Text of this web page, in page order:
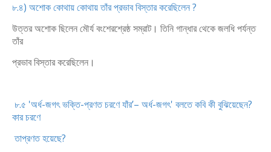
৮.৪) অশোক কোথায় কোথায় তাঁর প্রভাব বিস্তার করেছিলেন ?
উত্তর অশোক ছিলেন মৌর্য বংশেরশ্রেষ্ঠ সম্রাট। তিনি গান্ধার থেকে জলধি পর্যন্ত
তাঁর
প্রভাব বিস্তার করেছিলেন।
৮.৫ 'অর্ধ-জগৎ ভক্তি-প্রণত চরণে যাঁর’– অর্ধ-জগৎ' বলতে কবি কী বুঝিয়েছেন?
কার চরণে
তাপ্রণত হয়েছে?